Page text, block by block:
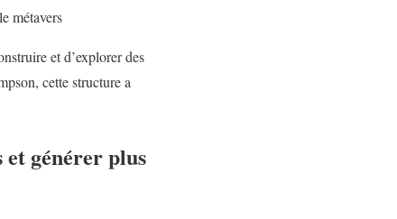
métavers
et d’explorer des
cette structure a
générer plus